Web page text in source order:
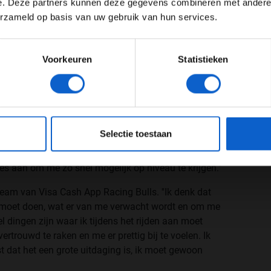
Deze partners kunnen deze gegevens combineren met
op basis van uw gebruik van hun services.
Voorkeuren Statistieken
Selectie toestaan
pic.twitter.com/F4jM46FRtY
werk die hij moet verzetten in de winterstop
1, een jaar waarin het overigens voor alle
"Er zijn veel dingen waar ik nog aan moet
overstap naar de Formule 1 brengt veel
van de Formule 2, maar ook vanwege de
Ik werk hard samen met het team in de
aan om me zo snel mogelijk op niveau te krijgen.''
van Visa Cash App Racing Bulls. ''Ik denk dat
doen, wat er van me verwacht wordt en om me
dingen zijn waar ik tijdens het rijden aan moet
te raken en me er prettig bij te voelen. Ik
dat het een grote uitdaging is, ik moet gewoon
Toon alle kansspelenadvertenties (24+)
JONGER DAN 24 24 JAAR OF OUDER
onsprivacybeleidvoor meer informatie over gegevensgebruik en -